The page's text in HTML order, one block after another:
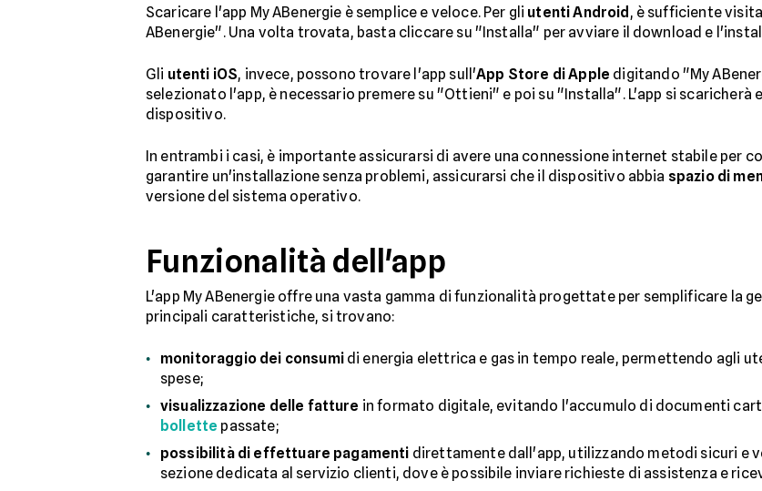
Scaricare l'app My ABenergie è semplice e veloce. Per gli utenti Android , è sufficiente
ABenergie". Una volta trovata, basta cliccare su "Installa" per avviare il download e
Gli utenti iOS, invece, possono trovare l'app sull'App Store di Apple digitando "My
selezionato l'app, è necessario premere su "Ottieni" e poi su "Installa". L'app si scaricherà
dispositivo.
In entrambi i casi, è importante assicurarsi di avere una connessione internet stabile per
garantire un'installazione senza problemi, assicurarsi che il dispositivo abbia spazio di
versione del sistema operativo.
Funzionalità dell'app
L'app My ABenergie offre una vasta gamma di funzionalità progettate per semplificare la
principali caratteristiche, si trovano:
monitoraggio dei consumidi energia elettrica e gas in tempo reale, permettendo agli
spese;
visualizzazione delle fatture in formato digitale, evitando l'accumulo di documenti
bollette passate;
possibilità di effettuare pagamenti direttamente dall'app, utilizzando metodi sicuri e
sezione dedicata al servizio clienti, dove è possibile inviare richieste di assistenza e